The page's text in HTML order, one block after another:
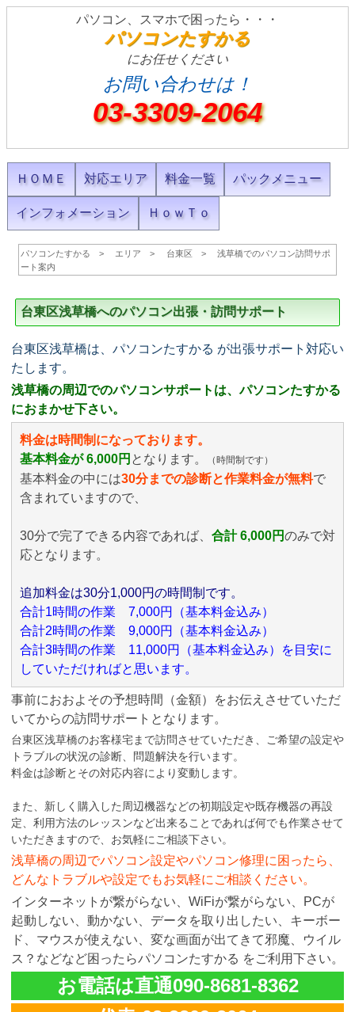
パソコン、スマホで困ったら・・・
パソコンたすかる
にお任せください
お問い合わせは！
03-3309-2064
ＨＯＭＥ 対応エリア 料金一覧 パックメニュー
インフォメーション ＨｏｗＴｏ
パソコンたすかる エリア 台東区
浅草橋でのパソコン訪問サポ
ート案内
台東区浅草橋へのパソコン出張・訪問サポート
台東区浅草橋は、パソコンたすかる が出張サポート対応い
たします。
浅草橋の周辺でのパソコンサポートは、パソコンたすかる
におまかせ下さい。
料金は時間制になっております。
基本料金が 6,000円 となります。 （時間制です）
基本料金の中には30分までの診断と作業料金が無料で
含まれていますので、
30分で完了できる内容であれば、 合計 6,000円のみで対
応となります。
追加料金は30分1,000円の時間制です。
合計1時間の作業 7,000円（基本料金込み）
合計2時間の作業 9,000円（基本料金込み）
合計3時間の作業 11,000円（基本料金込み）を目安に
していただければと思います。
事前におおよその予想時間（金額）をお伝えさせていただ
いてからの訪問サポートとなります。
台東区浅草橋のお客様宅まで訪問させていただき、ご希望の設定や
トラブルの状況の診断、問題解決を行います。
料金は診断とその対応内容により変動します。
また、新しく購入した周辺機器などの初期設定や既存機器の再設
定、利用方法のレッスンなど出来ることであれば何でも作業させて
いただきますので、お気軽にご相談下さい。
浅草橋の周辺でパソコン設定やパソコン修理に困ったら、
どんなトラブルや設定でもお気軽にご相談ください。
インターネットが繋がらない、WiFiが繋がらない、PCが
起動しない、動かない、データを取り出したい、キーボー
ド、マウスが使えない、変な画面が出てきて邪魔、ウイル
ス？などなど困ったらパソコンたすかる をご利用下さい。
お電話は直通090-8681-8362